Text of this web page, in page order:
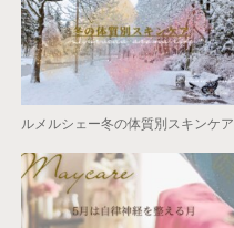
ルメルシェー冬の体質別スキンケア